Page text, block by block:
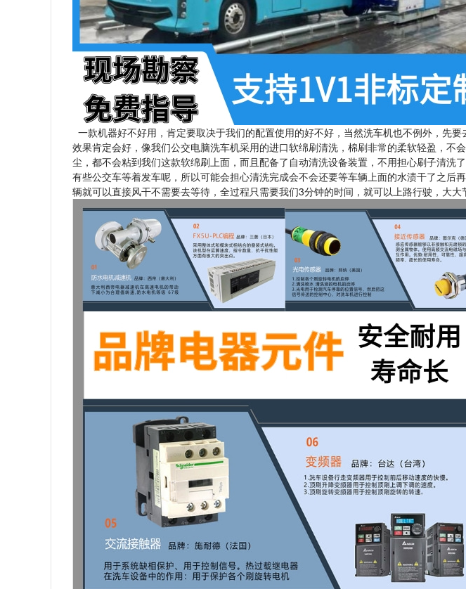
一款机器好不好用，肯定要取决于我们的配置使用的好不好，当然洗车机也不例外，先
效果肯定会好，像我们公交电脑洗车机采用的进口软绵刷清洗，棉刷非常的柔软轻盈，不
尘，都不会粘到我们这款软绵刷上面，而且配备了自动清洗设备装置，不用担心刷子清洗
有些公交车等着发车呢，所以可能会担心清洗完成会不会还要等车辆上面的水渍干了之后
辆就可以直接风干不需要去等待，全过程只需要我们3分钟的时间，就可以上路行驶，大大